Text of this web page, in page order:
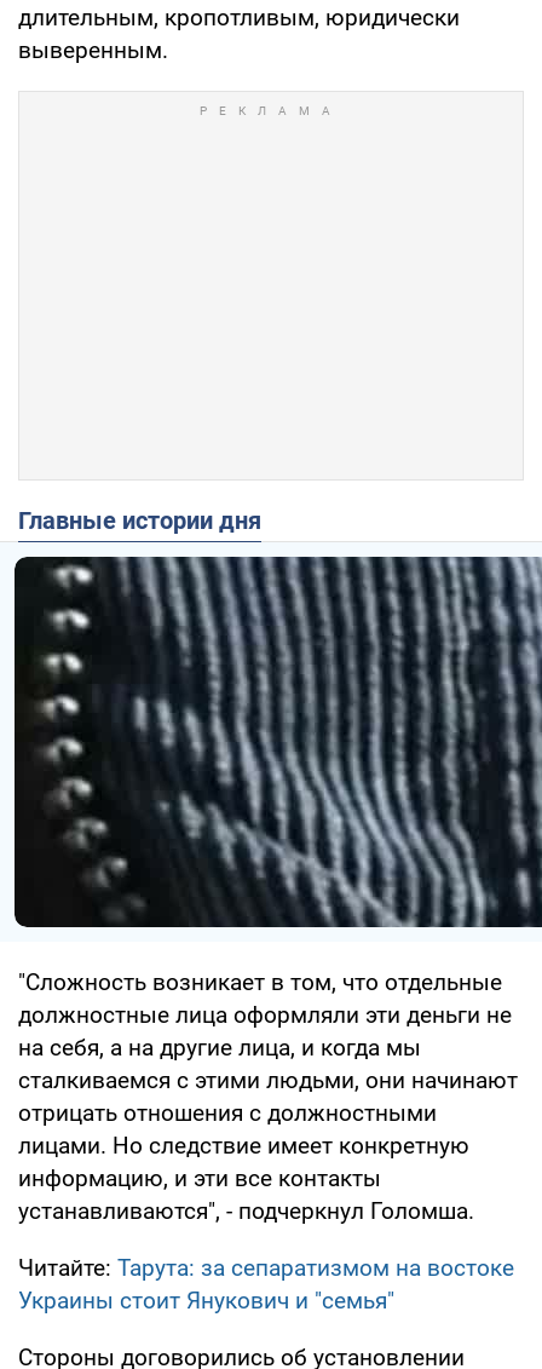
длительным, кропотливым, юридически
выверенным.
Главные истории дня
"Сложность возникает в том, что отдельные
должностные лица оформляли эти деньги не
на себя, а на другие лица, и когда мы
сталкиваемся с этими людьми, они начинают
отрицать отношения с должностными
лицами. Но следствие имеет конкретную
информацию, и эти все контакты
устанавливаются", - подчеркнул Голомша.
Читайте: Тарута: за сепаратизмом на востоке
Украины стоит Янукович и "семья"
Стороны договорились об установлении